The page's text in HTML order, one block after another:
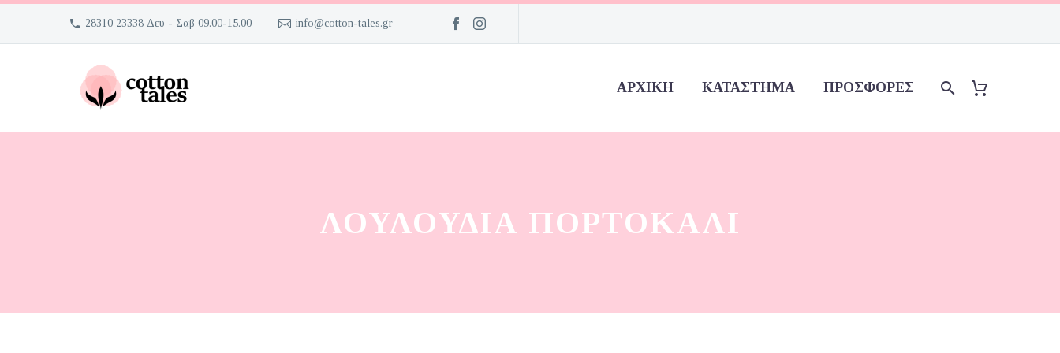
28310 23338 Δευ - Σαβ 09.00-15.00 info@cotton-tales.gr
ΑΡΧΙΚΉ ΚΑΤΆΣΤΗΜΑ ΠΡΟΣΦΟΡΈΣ
ΛΟΥΛΟΎΔΙΑ ΠΟΡΤΟΚΑΛΊ